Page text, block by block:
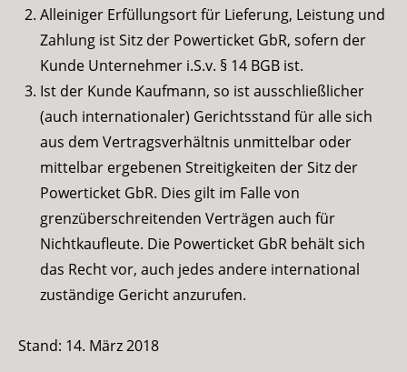
Alleiniger Erfüllungsort für Lieferung, Leistung und
Zahlung ist Sitz der Powerticket GbR, sofern der
Kunde Unternehmer i.S.v. § 14 BGB ist.
Ist der Kunde Kaufmann, so ist ausschließlicher
(auch internationaler) Gerichtsstand für alle sich
aus dem Vertragsverhältnis unmittelbar oder
mittelbar ergebenen Streitigkeiten der Sitz der
Powerticket GbR. Dies gilt im Falle von
grenzüberschreitenden Verträgen auch für
Nichtkaufleute. Die Powerticket GbR behält sich
das Recht vor, auch jedes andere international
zuständige Gericht anzurufen.
Stand: 14. März 2018